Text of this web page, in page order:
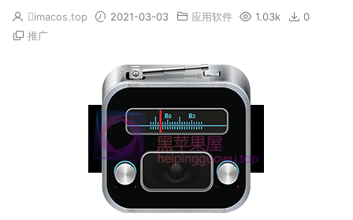
imacos.top 2021-03-03 应用软件 1.03k
0
推广